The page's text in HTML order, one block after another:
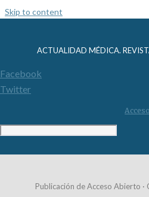
Skip to content
ACTUALIDAD MÉDICA.
Facebook
Twitter
Acceso
Publicación de Acceso Abierto ·